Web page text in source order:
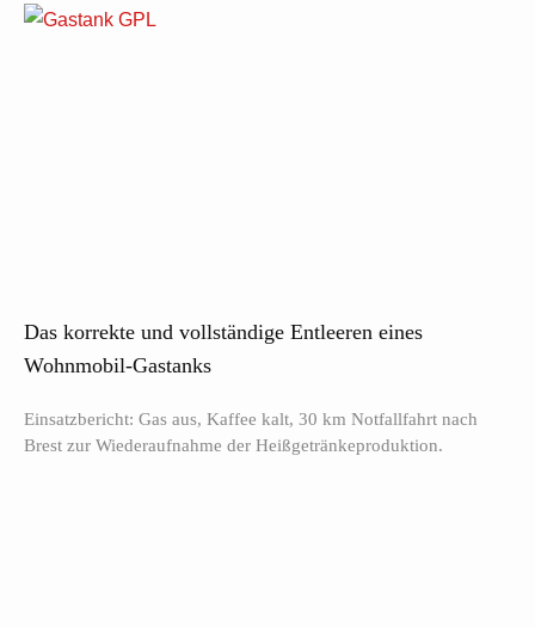
Das korrekte und vollständige Entleeren eines
Wohnmobil-Gastanks
Einsatzbericht: Gas aus, Kaffee kalt, 30 km Notfallfahrt nach
Brest zur Wiederaufnahme der Heißgetränkeproduktion.